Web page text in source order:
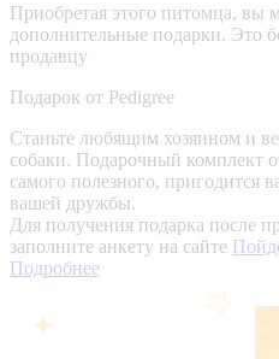
Приобретая этого питомца, вы
дополнительные подарки. Это
продавцу
Подарок от Pedigree
Станьте любящим хозяином и
собаки. Подарочный комплект
самого полезного, пригодится
вашей дружбы.
Для получения подарка после
заполните анкету на сайте
Подробнее